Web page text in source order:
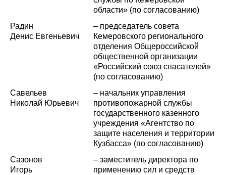
области» (по согласованию)
Радин
Денис Евгеньевич
– председатель совета
Кемеровского регионального
отделения Общероссийской
общественной организации
«Российский союз спасателей»
(по согласованию)
Савельев
Николай Юрьевич
– начальник управления
противопожарной службы
государственного казенного
учреждения «Агентство по
защите населения и территории
Кузбасса» (по согласованию)
Сазонов
Игорь
– заместитель директора по
применению сил и средств